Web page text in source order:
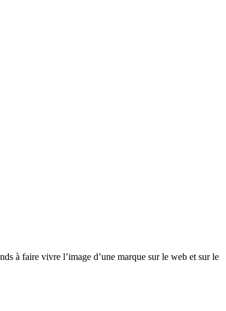
à faire vivre l’image d’une marque sur le web et sur le